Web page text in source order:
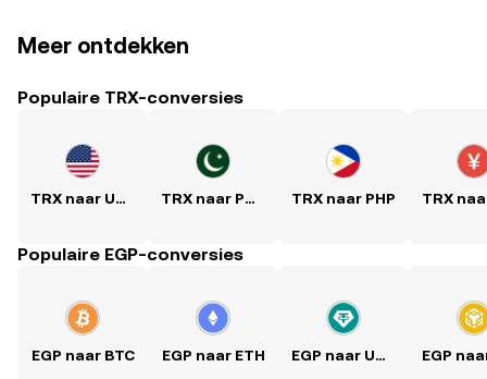
Meer ontdekken
Populaire TRX-conversies
TRX naar USD TRX naar PKR TRX naar PHP
Populaire EGP-conversies
EGP naar BTC EGP naar ETH EGP naar USDT